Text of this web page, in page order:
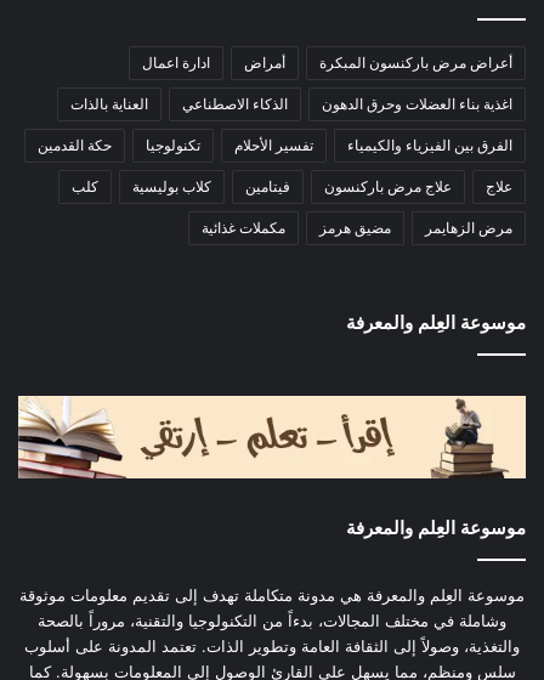
أعراض مرض باركنسون المبكرة أمراض ادارة اعمال
اغذية بناء العضلات وحرق الدهون الذكاء الاصطناعي العناية بالذات
الفرق بين الفيزياء والكيمياء تفسير الأحلام تكنولوجيا حكة القدمين
علاج علاج مرض باركنسون فيتامين كلاب بوليسية كلب
مرض الزهايمر مضيق هرمز مكملات غذائية
موسوعة العِلم والمعرفة
موسوعة العِلم والمعرفة
موسوعة العِلم والمعرفة هي مدونة متكاملة تهدف إلى تقديم معلومات موثوقة
وشاملة في مختلف المجالات، بدءاً من التكنولوجيا والتقنية، مروراً بالصحة
والتغذية، وصولاً إلى الثقافة العامة وتطوير الذات. تعتمد المدونة على أسلوب
سلس ومنظم، مما يسهل على القارئ الوصول إلى المعلومات بسهولة. كما